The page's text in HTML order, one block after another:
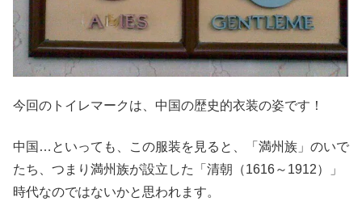
今回のトイレマークは、中国の歴史的衣装の姿です！
中国…といっても、この服装を見ると、「満州族」のいで
たち、つまり満州族が設立した「清朝（1616～1912）」
時代なのではないかと思われます。